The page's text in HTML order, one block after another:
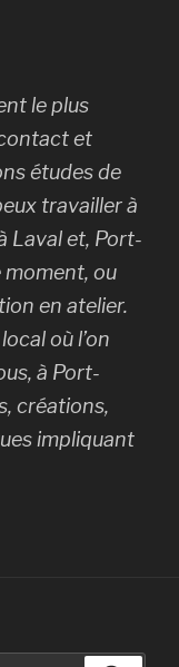
le plus
et
études de
travailler à
Laval et, Port-
moment, ou
en atelier.
où l’on
à Port-
créations,
impliquant